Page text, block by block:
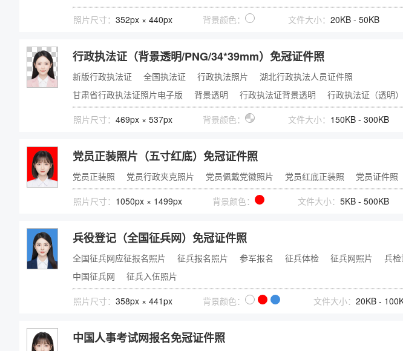
照片尺寸： 352px × 440px 背景颜色： 文件大小： 20KB - 50KB
行政执法证（背景透明/PNG/34*39mm）免冠证件照
新版行政执法证 全国执法证 行政执法照片
湖北行政执法人员证件照
甘肃省行政执法证照片电子版
背景透明 行政执法证背景透明 行政执法证（透明）
照片尺寸： 469px × 537px 背景颜色： 文件大小： 150KB - 300KB
党员正装照片（五寸红底）免冠证件照
党员正装照 党员行政夹克照片 党员佩戴党徽照片 党员红底正装照 党员证件照
照片尺寸： 1050px × 1499px 背景颜色： 文件大小： 5KB - 500KB
兵役登记（全国征兵网）免冠证件照
全国征兵网应征报名照片 征兵报名照片 参军报名 征兵体检 征兵网照片
兵
中国征兵网
征兵入伍照片
照片尺寸： 358px × 441px 背景颜色： 文件大小： 20KB -
中国人事考试网报名免冠证件照